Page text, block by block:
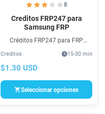
8
Creditos FRP247 para
Samsung FRP
Créditos FRP247 para FRP
del programa que se pueden
comprar aqui. Comprar Créditos
eliminación de FRP de teléfonos
Samsung .
Creditos 15-30 min
$1.30 USD
Seleccionar opciones